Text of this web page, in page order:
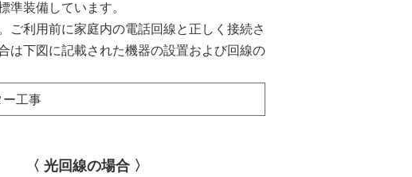
準装備しています。
ご利用前に家庭内の電話回線と正しく接続さ
は下図に記載された機器の設置および回線の
ー工事
〈 光回線の場合 〉